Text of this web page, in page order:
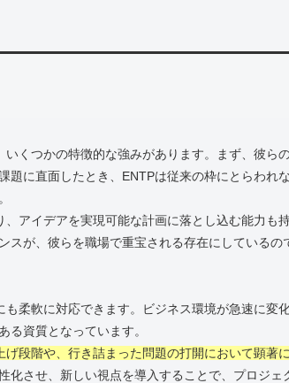
くつかの特徴的な強みがあります。まず、彼ら
題に直面したとき、ENTPは従来の枠にとらわれ
アイデアを実現可能な計画に落とし込む能力も
スが、彼らを職場で重宝される存在にしているの
柔軟に対応できます。ビジネス環境が急速に変
る資質となっています。
段階や、行き詰まった問題の打開において顕著
化させ、新しい視点を導入することで、プロジェ